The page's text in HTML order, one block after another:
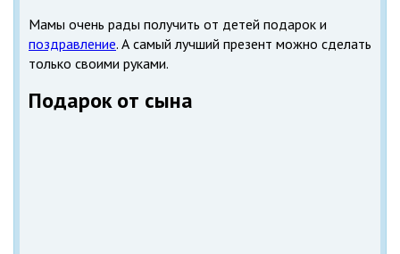
Мамы очень рады получить от детей подарок и
поздравление. А самый лучший презент можно сделать
только своими руками.
Подарок от сына